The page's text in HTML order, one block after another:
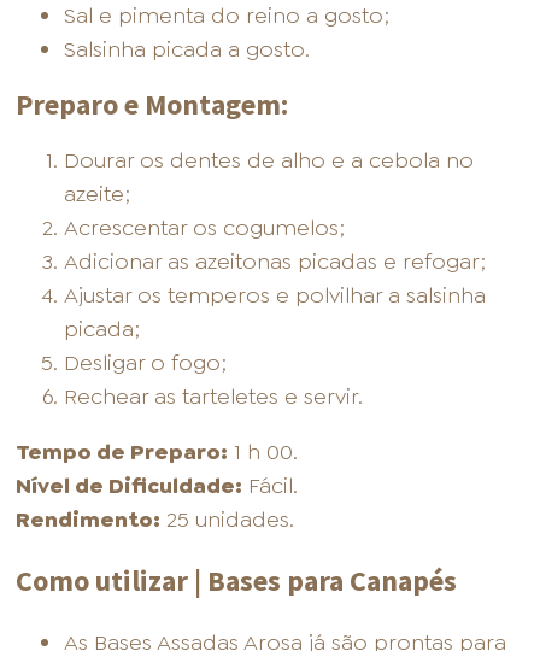
Sal e pimenta do reino a gosto;
Salsinha picada a gosto.
Preparo e Montagem:
Dourar os dentes de alho e a cebola no
azeite;
Acrescentar os cogumelos;
Adicionar as azeitonas picadas e refogar;
Ajustar os temperos e polvilhar a salsinha
picada;
Desligar o fogo;
Rechear as tarteletes e servir.
Tempo de Preparo: 1 h 00.
Nível de Dificuldade: Fácil.
Rendimento: 25 unidades.
Como utilizar | Bases para Canapés
As Bases Assadas Arosa já são prontas para